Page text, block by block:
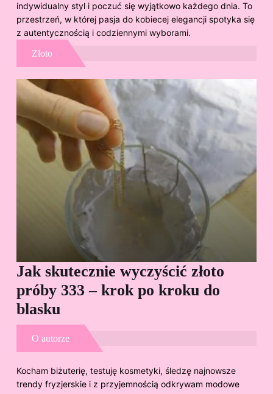
indywidualny styl i poczuć się wyjątkowo każdego dnia. To
przestrzeń, w której pasja do kobiecej elegancji spotyka się
z autentycznością i codziennymi wyborami.
Złoto
Jak skutecznie wyczyścić złoto
próby 333 – krok po kroku do
blasku
O autorze
Kocham biżuterię, testuję kosmetyki, śledzę najnowsze
trendy fryzjerskie i z przyjemnością odkrywam modowe